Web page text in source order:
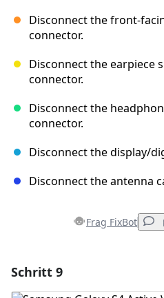
Disconnect the front-
connector.
Disconnect the earpiece
connector.
Disconnect the
connector.
Disconnect the display/
Disconnect the antenna
Frag FixBot
Schritt 9